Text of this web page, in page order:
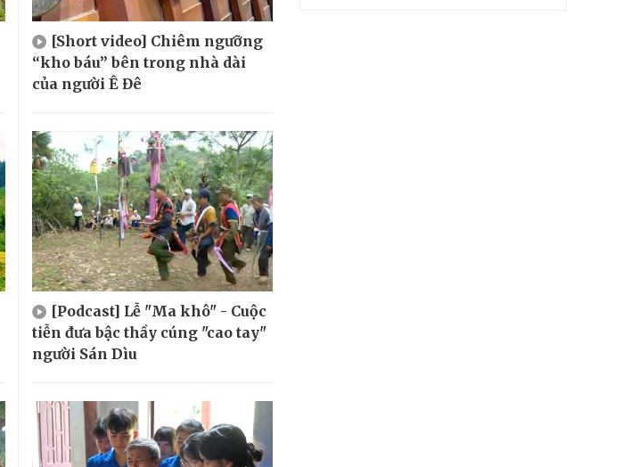
[Short video] Chiêm ngưỡng
“kho báu” bên trong nhà dài
của người Ê Đê
[Podcast] Lễ "Ma khô" - Cuộc
tiễn đưa bậc thầy cúng "cao tay"
người Sán Dìu